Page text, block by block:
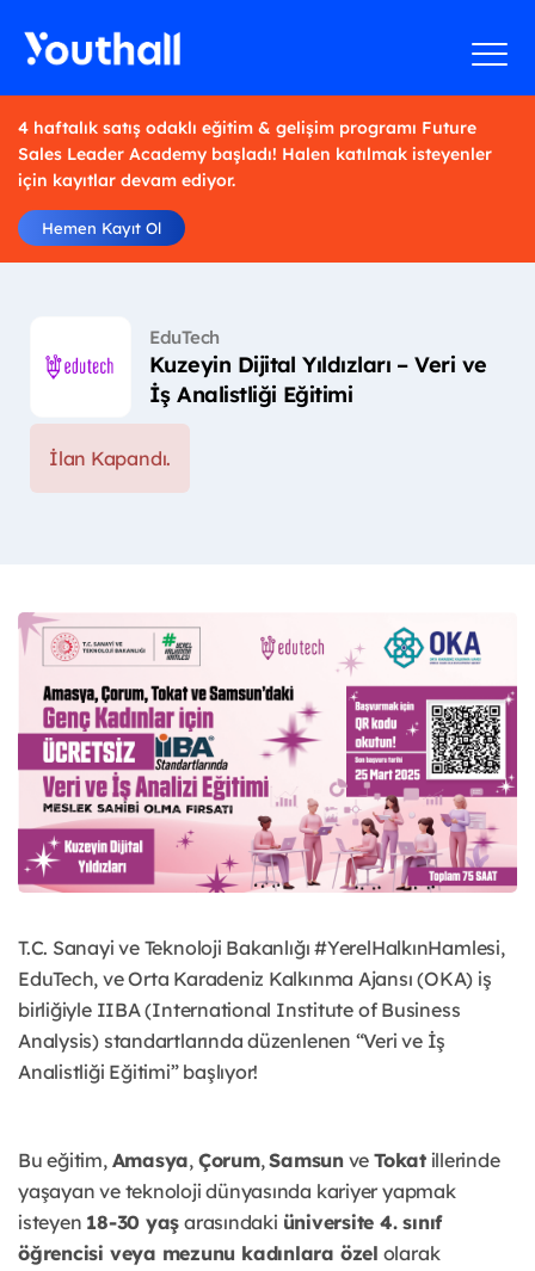
4 haftalık satış odaklı eğitim & gelişim programı Future
Sales Leader Academy başladı! Halen katılmak isteyenler
için kayıtlar devam ediyor.
Hemen Kayıt Ol
EduTech
Kuzeyin Dijital Yıldızları – Veri ve
İş Analistliği Eğitimi
İlan Kapandı.
T.C. Sanayi ve Teknoloji Bakanlığı #YerelHalkınHamlesi,
EduTech, ve Orta Karadeniz Kalkınma Ajansı (OKA) iş
birliğiyle IIBA (International Institute of Business
Analysis) standartlarında düzenlenen “Veri ve İş
Analistliği Eğitimi” başlıyor!
Bu eğitim, Amasya, Çorum,Samsunve Tokatillerinde
yaşayan ve teknoloji dünyasında kariyer yapmak
isteyen 18-30 yaş arasındaki üniversite 4. sınıf
öğrencisi veya mezunu kadınlara özel olarak